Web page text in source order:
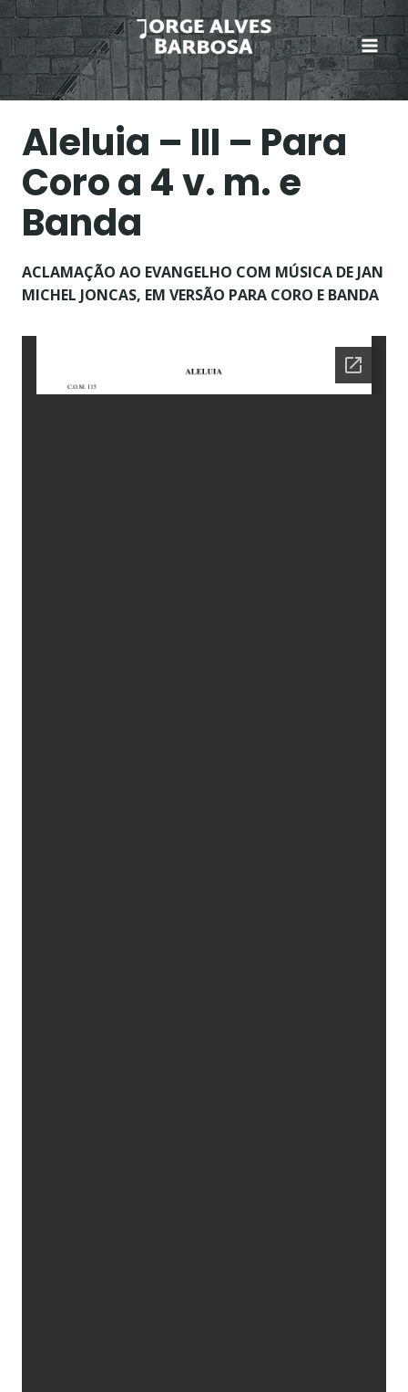
Skip
to
content
Aleluia – III – Para
Coro a 4 v. m. e
Banda
ACLAMAÇÃO AO EVANGELHO COM MÚSICA DE JAN
MICHEL JONCAS, EM VERSÃO PARA CORO E BANDA